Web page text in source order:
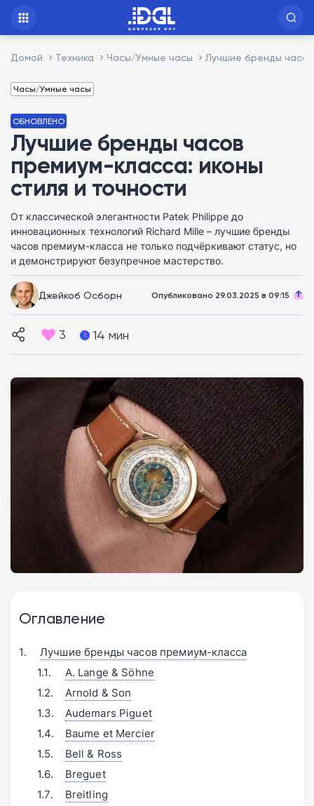
Домой Техника Часы/Умные часы Лучшие бренды
Часы/Умные часы
ОБНОВЛЕНО
Лучшие бренды часов
премиум-класса: иконы
стиля и точности
От классической элегантности Patek Philippe до
инновационных технологий Richard Mille – лучшие бренды
часов премиум-класса не только подчёркивают статус, но
и демонстрируют безупречное мастерство.
Джейкоб Осборн Опубликовано 29.03.2025 в 09:15
3 14 мин
Оглавление
Лучшие бренды часов премиум-класса
A. Lange & Söhne
Arnold & Son
Audemars Piguet
Baume et Mercier
Bell & Ross
Breguet
Breitling